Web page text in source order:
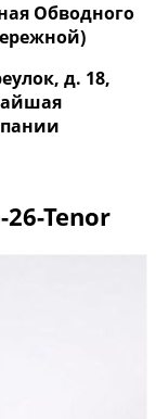
Обводного
д. 18,
Tenor